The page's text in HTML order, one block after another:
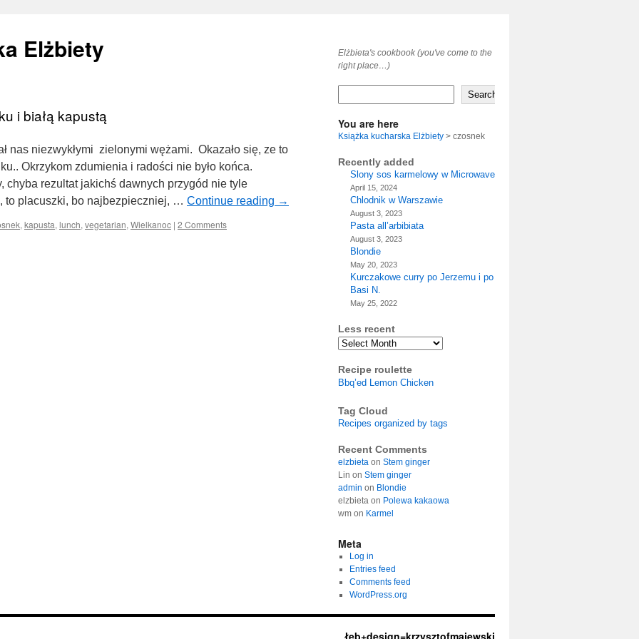
Elżbiety
Elżbieta's cookbook (you've come to the
right place…)
i białą kapustą
nas niezwykłymi zielonymi wężami. Okazało się, ze to
Okrzykom zdumienia i radości nie było końca.
chyba rezultat jakichś dawnych przygód nie tyle
to placuszki, bo najbezpieczniej, … Continue reading →
, kapusta, lunch, vegetarian, Wielkanoc | 2 Comments
Search
You are here
Książka kucharska Elżbiety > czosnek
Recently added
Slony sos karmelowy w Microwave
April 15, 2024
Chlodnik w Warszawie
August 3, 2023
Pasta all’arbibiata
August 3, 2023
Blondie
May 20, 2023
Kurczakowe curry po Jerzemu i po
Basi N.
May 25, 2022
Less recent
Archives
Recipe roulette
Bbq’ed Lemon Chicken
Tag Cloud
Recipes organized by tags
Recent Comments
elzbieta on Stem ginger
Lin on Stem ginger
admin on Blondie
elzbieta on Polewa kakaowa
wm on Karmel
Meta
Log in
Entries feed
Comments feed
WordPress.org
łeb+design=krzysztofmajewski